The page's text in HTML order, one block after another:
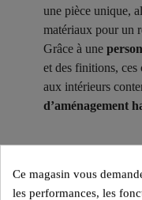
une pièce unique,
matériaux pour un
Grâce à une
et des finitions, ces
aux intérieurs
d’aménagement
Ce magasin vous
les performances, les